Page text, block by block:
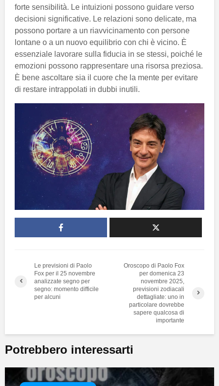
forte sensibilità. Le intuizioni possono guidare verso
decisioni significative. Le relazioni sono delicate, ma
possono portare a un riavvicinamento con persone
lontane o a un nuovo equilibrio con chi è vicino. È
essenziale lavorare sulla fiducia in se stessi, poiché le
emozioni possono rappresentare una risorsa preziosa.
È bene ascoltare sia il cuore che la mente per evitare
di restare intrappolati in dubbi inutili.
Le previsioni di Paolo
Fox per il 25 novembre
analizzate segno per
segno: momento difficile
per alcuni
Oroscopo di Paolo Fox
per domenica 23
novembre 2025,
previsioni zodiacali
dettagliate: uno in
particolare dovrebbe
sapere qualcosa di
importante
Potrebbero interessarti